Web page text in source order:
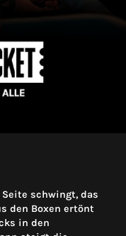
schwingt, das
den Boxen ertönt
in den